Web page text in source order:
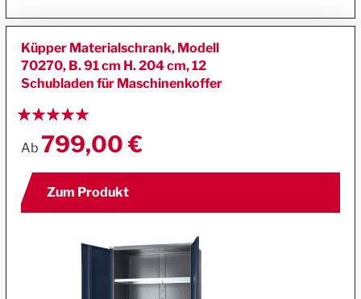
Küpper Materialschrank, Modell
70270, B. 91 cm H. 204 cm, 12
Schubladen für Maschinenkoffer
Bewertung:
100%
Ab 799,00 €
Zum Produkt